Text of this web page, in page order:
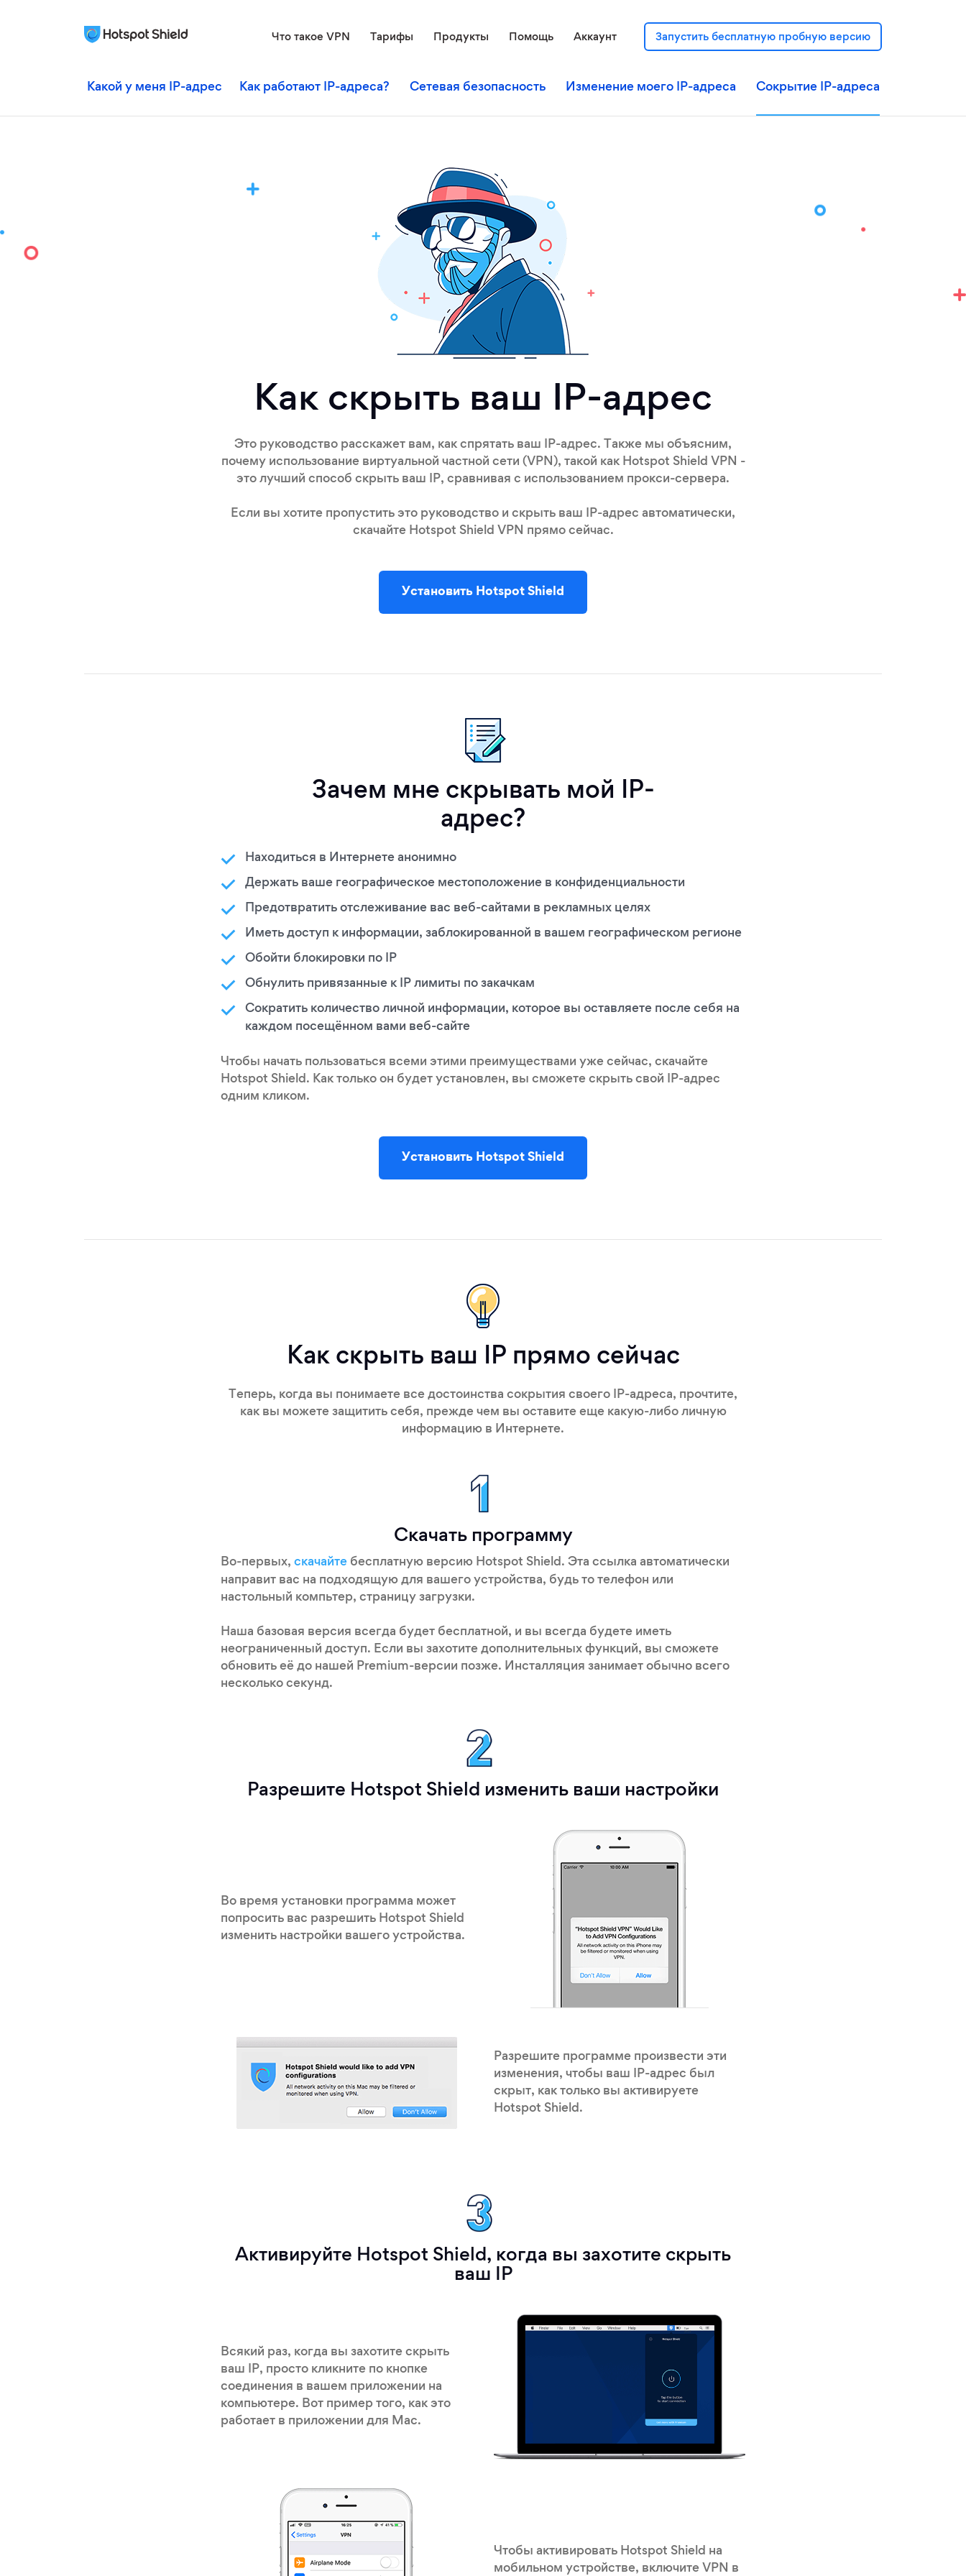
Что такое VPN Тарифы Продукты Помощь Аккаунт Запустить бесплатную пробную версию
Какой у меня IP-адрес Как работают IP-адреса? Сетевая безопасность Изменение моего IP-адреса Сокрытие IP-адреса
Как скрыть ваш IP-адрес
Это руководство расскажет вам, как спрятать ваш IP-адрес. Также мы объясним,
почему использование виртуальной частной сети (VPN), такой как Hotspot Shield VPN -
это лучший способ скрыть ваш IP, сравнивая с использованием прокси-сервера.
Если вы хотите пропустить это руководство и скрыть ваш IP-адрес автоматически,
скачайте Hotspot Shield VPN прямо сейчас.
Установить Hotspot Shield
Зачем мне скрывать мой IP-
адрес?
Находиться в Интернете анонимно
Держать ваше географическое местоположение в конфиденциальности
Предотвратить отслеживание вас веб-сайтами в рекламных целях
Иметь доступ к информации, заблокированной в вашем географическом регионе
Обойти блокировки по IP
Обнулить привязанные к IP лимиты по закачкам
Сократить количество личной информации, которое вы оставляете после себя на
каждом посещённом вами веб-сайте
Чтобы начать пользоваться всеми этими преимуществами уже сейчас, скачайте
Hotspot Shield. Как только он будет установлен, вы сможете скрыть свой IP-адрес
одним кликом.
Установить Hotspot Shield
Как скрыть ваш IP прямо сейчас
Теперь, когда вы понимаете все достоинства сокрытия своего IP-адреса, прочтите,
как вы можете защитить себя, прежде чем вы оставите еще какую-либо личную
информацию в Интернете.
Скачать программу
Во-первых, скачайте бесплатную версию Hotspot Shield. Эта ссылка автоматически
направит вас на подходящую для вашего устройства, будь то телефон или
настольный компьтер, страницу загрузки.
Наша базовая версия всегда будет бесплатной, и вы всегда будете иметь
неограниченный доступ. Если вы захотите дополнительных функций, вы сможете
обновить её до нашей Premium-версии позже. Инсталляция занимает обычно всего
несколько секунд.
Разрешите Hotspot Shield изменить ваши настройки
Во время установки программа может
попросить вас разрешить Hotspot Shield
изменить настройки вашего устройства.
Разрешите программе произвести эти
изменения, чтобы ваш IP-адрес был
скрыт, как только вы активируете
Hotspot Shield.
Активируйте Hotspot Shield, когда вы захотите скрыть
ваш IP
Всякий раз, когда вы захотите скрыть
ваш IP, просто кликните по кнопке
соединения в вашем приложении на
компьютере. Вот пример того, как это
работает в приложении для Mac.
Чтобы активировать Hotspot Shield на
мобильном устройстве, включите VPN в